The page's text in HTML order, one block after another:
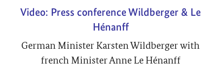
Video: Press conference Wildberger & Le
Hénanff
German Minister Karsten Wildberger with
french Minister Anne Le Hénanff